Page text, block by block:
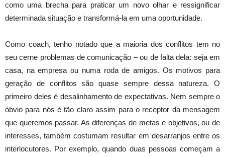
como uma brecha para praticar um novo olhar e ressignificar
determinada situação e transformá-la em uma oportunidade.
Como coach, tenho notado que a maioria dos conflitos tem no
seu cerne problemas de comunicação – ou de falta dela: seja em
casa, na empresa ou numa roda de amigos. Os motivos para
geração de conflitos são quase sempre dessa natureza. O
primeiro deles é desalinhamento de expectativas. Nem sempre o
óbvio para nós é tão claro assim para o receptor da mensagem
que queremos passar. As diferenças de metas e objetivos, ou de
interesses, também costumam resultar em desarranjos entre os
interlocutores. Por exemplo, quando duas pessoas começam a